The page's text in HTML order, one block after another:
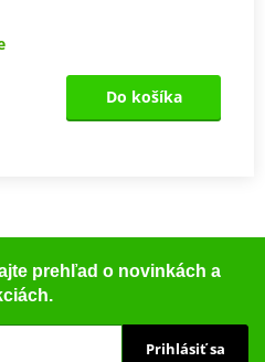
Do košíka
prehľad o novinkách a
Prihlásiť sa